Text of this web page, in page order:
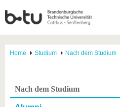
Home Studium Nach dem Studium
Nach dem Studium